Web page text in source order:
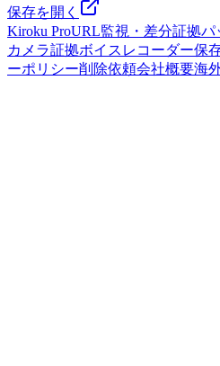
保存を開く
Kiroku ProURL監視・差分証拠パ
カメラ証拠ボイスレコーダー保
ーポリシー削除依頼会社概要海